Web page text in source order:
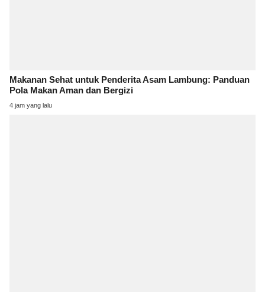
Makanan Sehat untuk Penderita Asam Lambung: Panduan
Pola Makan Aman dan Bergizi
4 jam yang lalu